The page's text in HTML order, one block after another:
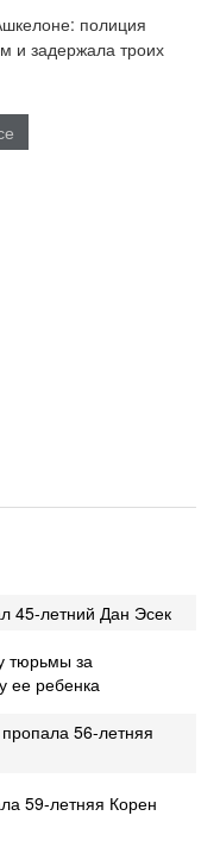
полиция
и задержала троих
45-летний Дан Эсек
тюрьмы за
ее ребенка
56-летняя
59-летняя Корен